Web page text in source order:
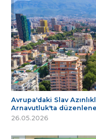
Avrupa'daki Slav
Arnavutluk'ta
26.05.2026